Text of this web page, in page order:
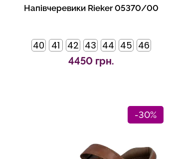
Напівчеревики Rieker 05370/00
40 41 42 43 44 45 46
4450 грн.
-30%